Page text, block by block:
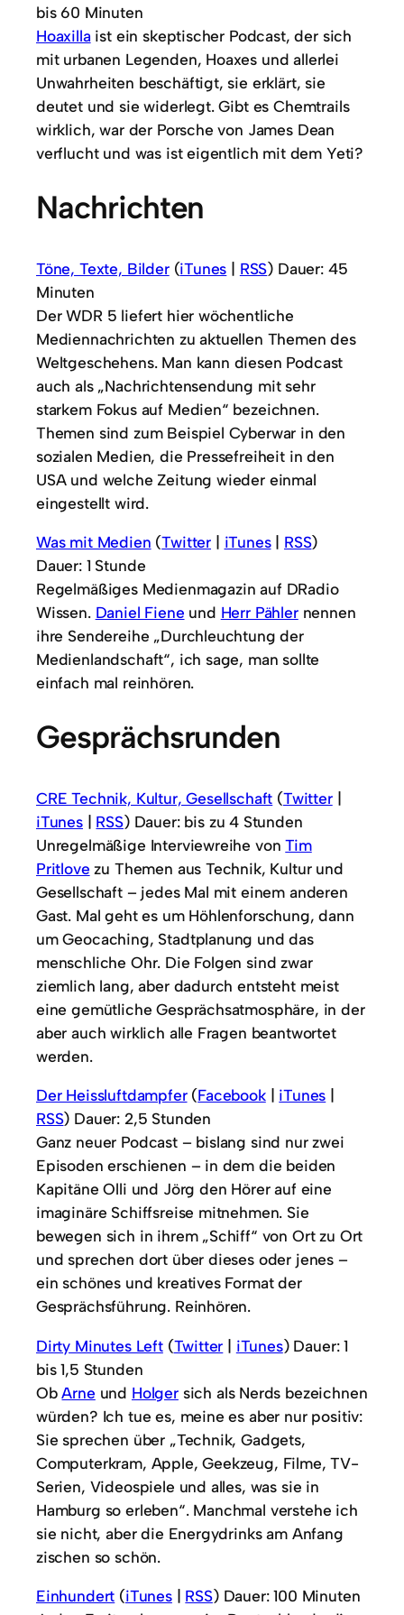
bis 60 Minuten
Hoaxilla ist ein skeptischer Podcast, der sich
mit urbanen Legenden, Hoaxes und allerlei
Unwahrheiten beschäftigt, sie erklärt, sie
deutet und sie widerlegt. Gibt es Chemtrails
wirklich, war der Porsche von James Dean
verflucht und was ist eigentlich mit dem Yeti?
Nachrichten
Töne, Texte, Bilder(iTunes RSS) Dauer: 45
Minuten
Der WDR 5 liefert hier wöchentliche
Mediennachrichten zu aktuellen Themen des
Weltgeschehens. Man kann diesen Podcast
auch als „Nachrichtensendung mit sehr
starkem Fokus auf Medien“ bezeichnen.
Themen sind zum Beispiel Cyberwar in den
sozialen Medien, die Pressefreiheit in den
USA und welche Zeitung wieder einmal
eingestellt wird.
Was mit Medien (Twitter iTunes| RSS)
Dauer: 1 Stunde
Regelmäßiges Medienmagazin auf DRadio
Wissen. Daniel Fiene und Herr Pählernennen
ihre Sendereihe „Durchleuchtung der
Medienlandschaft“, ich sage, man sollte
einfach mal reinhören.
Gesprächsrunden
CRE Technik, Kultur, Gesellschaft (Twitter|
iTunes| RSS) Dauer: bis zu 4 Stunden
Unregelmäßige Interviewreihe vonTim
Pritlove zu Themen aus Technik, Kultur und
Gesellschaft – jedes Mal mit einem anderen
Gast. Mal geht es um Höhlenforschung, dann
um Geocaching, Stadtplanung und das
menschliche Ohr. Die Folgen sind zwar
ziemlich lang, aber dadurch entsteht meist
eine gemütliche Gesprächsatmosphäre, in der
aber auch wirklich alle Fragen beantwortet
werden.
Der Heissluftdampfer(Facebook| iTunes
RSS) Dauer: 2,5 Stunden
Ganz neuer Podcast – bislang sind nur zwei
Episoden erschienen – in dem die beiden
Kapitäne Olli und Jörg den Hörer auf eine
imaginäre Schiffsreise mitnehmen. Sie
bewegen sich in ihrem „Schiff“ von Ort zu Ort
und sprechen dort über dieses oder jenes –
ein schönes und kreatives Format der
Gesprächsführung. Reinhören.
Dirty Minutes Left(Twitter | iTunes) Dauer: 1
bis 1,5 Stunden
ObArne und Holgersich als Nerds bezeichnen
würden? Ich tue es, meine es aber nur positiv:
Sie sprechen über „Technik, Gadgets,
Computerkram, Apple, Geekzeug, Filme, TV-
Serien, Videospiele und alles, was sie in
Hamburg so erleben“. Manchmal verstehe ich
sie nicht, aber die Energydrinks am Anfang
zischen so schön.
Einhundert (iTunes| RSS) Dauer: 100 Minuten